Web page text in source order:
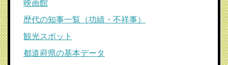
映画館
歴代の知事一覧（功績・不祥事）
観光スポット
都道府県の基本データ